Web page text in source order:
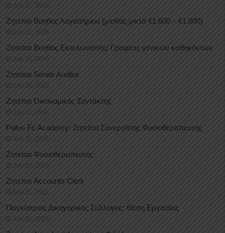
July 31, 2026
Ζητείται Βοηθός Λογιστηρίου (μισθός μικτά €1.600 – €1.800)
July 31, 2026
Ζητείται Βοηθός Εκτελωνιστής/ Γραφέας γενικών καθηκόντων
July 31, 2026
Ζητείται Senior Auditor
July 31, 2026
Ζητείται Οικονομικός Συντάκτης
July 31, 2026
Pafos Fc Academy: Ζητείται Συνεργάτης Φυσιοθεραπευτής
July 31, 2026
Ζητείται Φυσιοθεραπευτής
July 31, 2026
Ζητείται Accounts Clerk
July 31, 2026
Παγκύπριος Δικηγορικός Σύλλογος: Θέση Εργασίας
July 31, 2026